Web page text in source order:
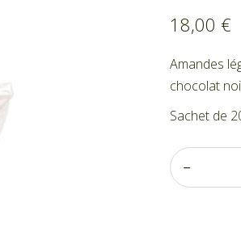
18,00 €
Amandes
chocolat
Sachet de